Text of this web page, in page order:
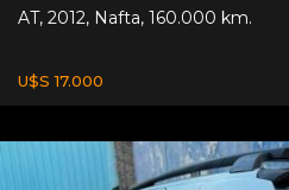
AT, 2012, Nafta, 160.000 km.
U$S 17.000